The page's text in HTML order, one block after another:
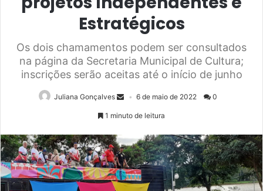
Estratégicos
Os dois chamamentos podem ser consultados
na página da Secretaria Municipal de Cultura;
inscrições serão aceitas até o início de junho
Juliana Gonçalves 6 de maio de 2022 0
1 minuto de leitura